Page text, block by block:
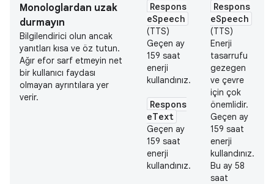
Monologlardan uzak
durmayın
Bilgilendirici olun ancak
yanıtları kısa ve öz tutun.
Ağır efor sarf etmeyin net
bir kullanıcı faydası
olmayan ayrıntılara yer
verir.
Respons
eSpeech
(TTS)
Geçen ay
159 saat
enerji
kullandınız.
Respons
eText
Geçen ay
159 saat
enerji
kullandınız.
Respons
eSpeech
(TTS)
Enerji
tasarrufu
gezegen
ve çevre
için çok
önemlidir.
Geçen ay
159 saat
enerji
kullandınız.
Bu ay 58
saat